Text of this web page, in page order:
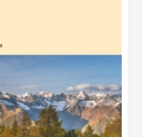
durchschlängelt,
Nach diesem
erwartet die
danach folgt ein
hinunter zum See. Kurz
einen der
Suone. Etwas